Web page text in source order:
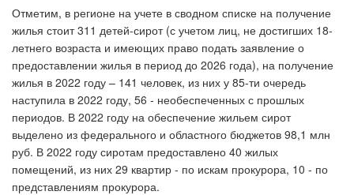
Отметим, в регионе на учете в сводном списке на получение
жилья стоит 311 детей-сирот (с учетом лиц, не достигших 18-
летнего возраста и имеющих право подать заявление о
предоставлении жилья в период до 2026 года), на получение
жилья в 2022 году – 141 человек, из них у 85-ти очередь
наступила в 2022 году, 56 - необеспеченных с прошлых
периодов. В 2022 году на обеспечение жильем сирот
выделено из федерального и областного бюджетов 98,1 млн
руб. В 2022 году сиротам предоставлено 40 жилых
помещений, из них 29 квартир - по искам прокурора, 10 - по
представлениям прокурора.